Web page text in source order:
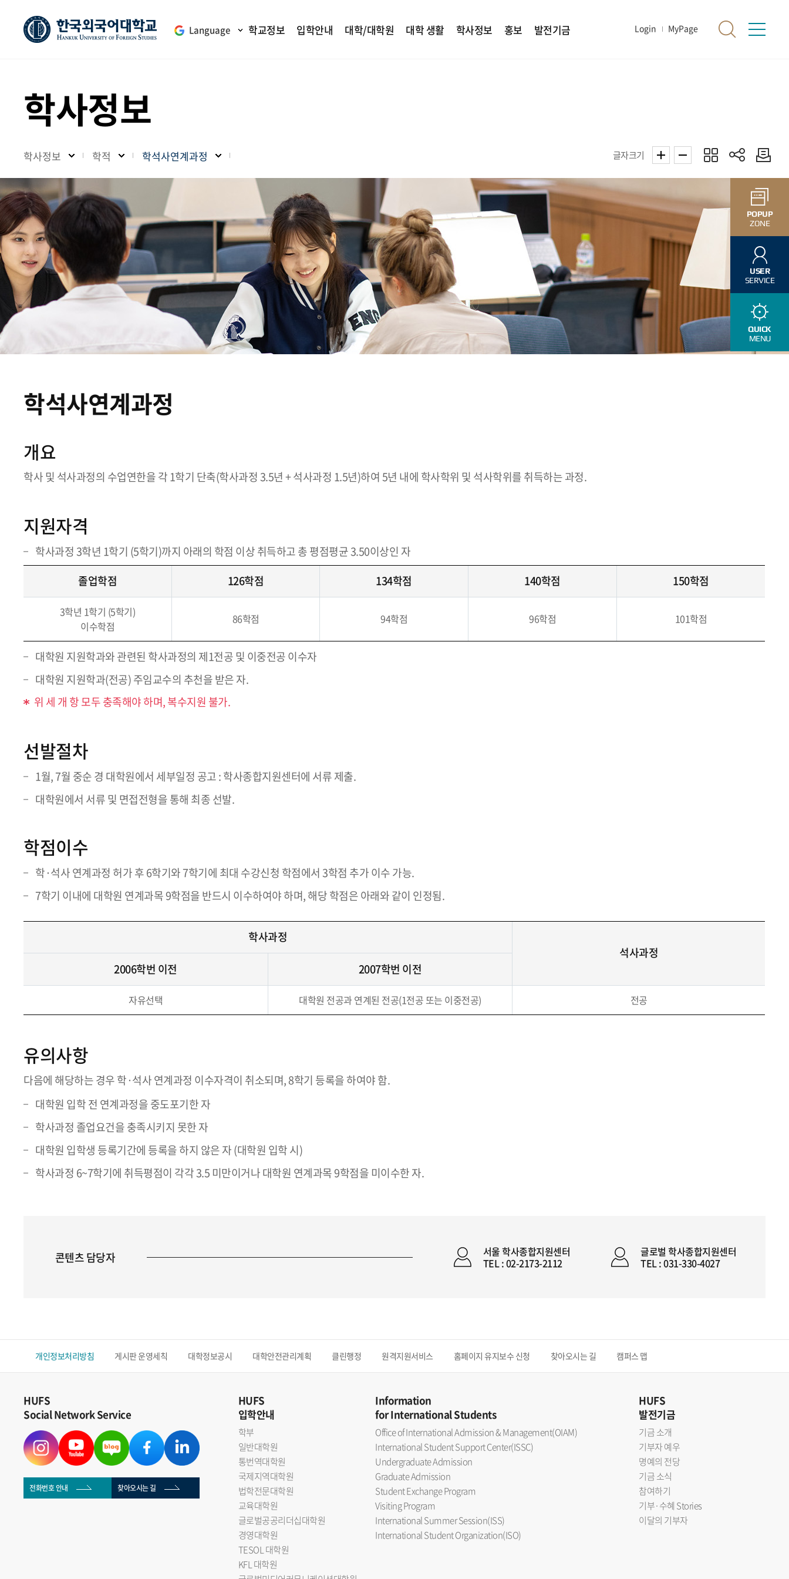
Language 학교정보 입학안내 대학/대학원 대학 생활 학사정보 홍보 발전기금 Login MyPage
POPUP
ZONE
USER
SERVICE
QUICK
MENU
학사정보
학사정보 학적 학석사연계과정 글자크기
학석사연계과정
개요
학사 및 석사과정의 수업연한을 각 1학기 단축(학사과정 3.5년 + 석사과정 1.5년)하여 5년 내에 학사학위 및 석사학위를 취득하는 과정.
지원자격
학사과정 3학년 1학기 (5학기)까지 아래의 학점 이상 취득하고 총 평점평균 3.50이상인 자
졸업학점
126학점 134학점 140학점 150학점
3학년 1학기 (5학기)
이수학점
86학점 94학점 96학점 101학점
대학원 지원학과와 관련된 학사과정의 제1전공 및 이중전공 이수자
대학원 지원학과(전공) 주임교수의 추천을 받은 자.
위 세 개 항 모두 충족해야 하며, 복수지원 불가.
선발절차
1월, 7월 중순 경 대학원에서 세부일정 공고 : 학사종합지원센터에 서류 제출.
대학원에서 서류 및 면접전형을 통해 최종 선발.
학점이수
학·석사 연계과정 허가 후 6학기와 7학기에 최대 수강신청 학점에서 3학점 추가 이수 가능.
7학기 이내에 대학원 연계과목 9학점을 반드시 이수하여야 하며, 해당 학점은 아래와 같이 인정됨.
학사과정
석사과정
2006학번 이전
2007학번 이전
자유선택 대학원 전공과 연계된 전공(1전공 또는 이중전공) 전공
유의사항
다음에 해당하는 경우 학·석사 연계과정 이수자격이 취소되며, 8학기 등록을 하여야 함.
대학원 입학 전 연계과정을 중도포기한 자
학사과정 졸업요건을 충족시키지 못한 자
대학원 입학생 등록기간에 등록을 하지 않은 자 (대학원 입학 시)
학사과정 6~7학기에 취득평점이 각각 3.5 미만이거나 대학원 연계과목 9학점을 미이수한 자.
콘텐츠 담당자
서울 학사종합지원센터
TEL : 02-2173-2112
글로벌 학사종합지원센터
TEL : 031-330-4027
개인정보처리방침 게시판 운영세칙 대학정보공시 대학안전관리계획 클린행정 원격지원서비스 홈페이지 유지보수 신청 찾아오시는 길 캠퍼스 맵
HUFS
Social Network Service
전화번호 안내 찾아오시는 길
HUFS
입학안내
학부
일반대학원
통번역대학원
국제지역대학원
법학전문대학원
교육대학원
글로벌공공리더십대학원
경영대학원
TESOL 대학원
KFL 대학원
Information
for International Students
Office of International Admission & Management(OIAM)
International Student Support Center(ISSC)
Undergraduate Admission
Graduate Admission
Student Exchange Program
Visiting Program
International Summer Session(ISS)
International Student Organization(ISO)
HUFS
발전기금
기금 소개
기부자 예우
명예의 전당
기금 소식
참여하기
기부·수혜 Stories
이달의 기부자